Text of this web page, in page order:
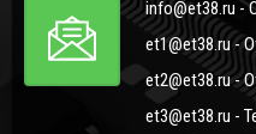
info@et38.ru -
et1@et38.ru -
et2@et38.ru -
et3@et38.ru -